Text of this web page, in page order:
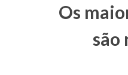
Os
são